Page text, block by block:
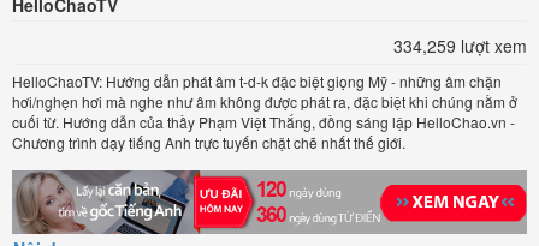
HelloChaoTV
334,259 lượt xem
HelloChaoTV: Hướng dẫn phát âm t-d-k đặc biệt giọng Mỹ - những âm chặn
hơi/nghẹn hơi mà nghe như âm không được phát ra, đặc biệt khi chúng nằm ở
cuối từ. Hướng dẫn của thầy Phạm Việt Thắng, đồng sáng lập HelloChao.vn -
Chương trình dạy tiếng Anh trực tuyến chặt chẽ nhất thế giới.